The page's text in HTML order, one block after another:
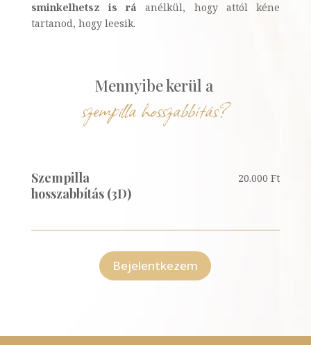
sminkelhetsz is rá anélkül, hogy attól kéne
tartanod, hogy leesik.
Mennyibe kerül a
szempilla hosszabbítás?
Szempilla
hosszabbítás (3D)
20.000 Ft
Bejelentkezem